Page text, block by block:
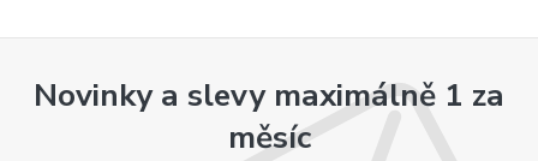
Novinky a slevy maximálně 1 za
měsíc